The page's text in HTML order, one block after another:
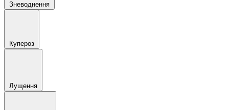
Зневоднення
Купероз
Лущення